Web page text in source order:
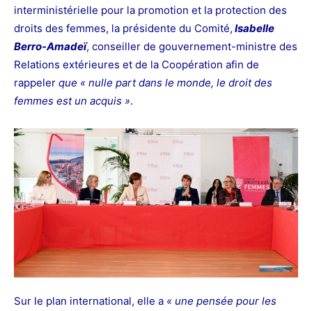
interministérielle pour la promotion et la protection des
droits des femmes, la présidente du Comité, Isabelle
Berro-Amadeï, conseiller de gouvernement-ministre des
Relations extérieures et de la Coopération afin de
rappeler que « nulle part dans le monde, le droit des
femmes est un acquis ».
Sur le plan international, elle a « une pensée pour les